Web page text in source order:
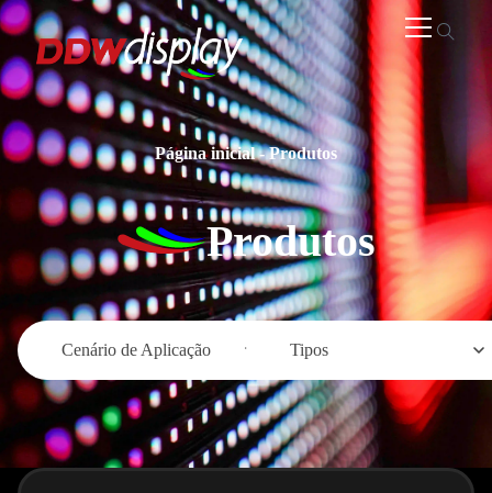
Página inicial-Produtos
Produtos
Cenário de Aplicação Tipos